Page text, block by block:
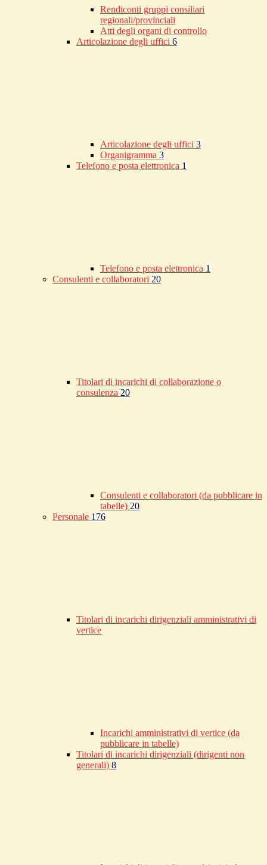
Rendiconti gruppi consiliari
regionali/provinciali
Atti degli organi di controllo
Articolazione degli uffici 6
Articolazione degli uffici 3
Organigramma 3
Telefono e posta elettronica 1
Telefono e posta elettronica 1
Consulenti e collaboratori 20
Titolari di incarichi di collaborazione o
consulenza 20
Consulenti e collaboratori (da pubblicare in
tabelle) 20
Personale 176
Titolari di incarichi dirigenziali amministrativi di
vertice
Incarichi amministrativi di vertice (da
pubblicare in tabelle)
Titolari di incarichi dirigenziali (dirigenti non
generali) 8